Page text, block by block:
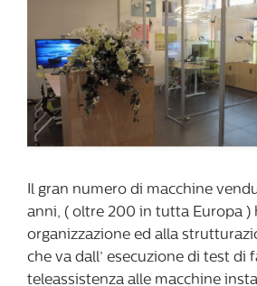
Il gran numero di macchine
anni, ( oltre 200 in tutta Europa )
organizzazione ed alla
che va dall’ esecuzione di test di
teleassistenza alle macchine